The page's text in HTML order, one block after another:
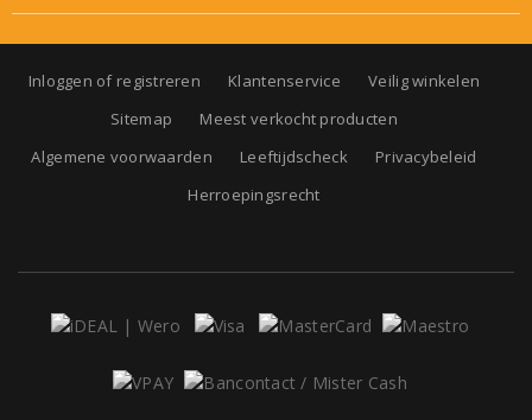
Inloggen of registreren Klantenservice
Veilig winkelen
Sitemap
Meest verkocht producten
Algemene voorwaarden
Leeftijdscheck
Privacybeleid
Herroepingsrecht